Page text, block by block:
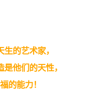
的艺术家，
他们的天性，
的能力！